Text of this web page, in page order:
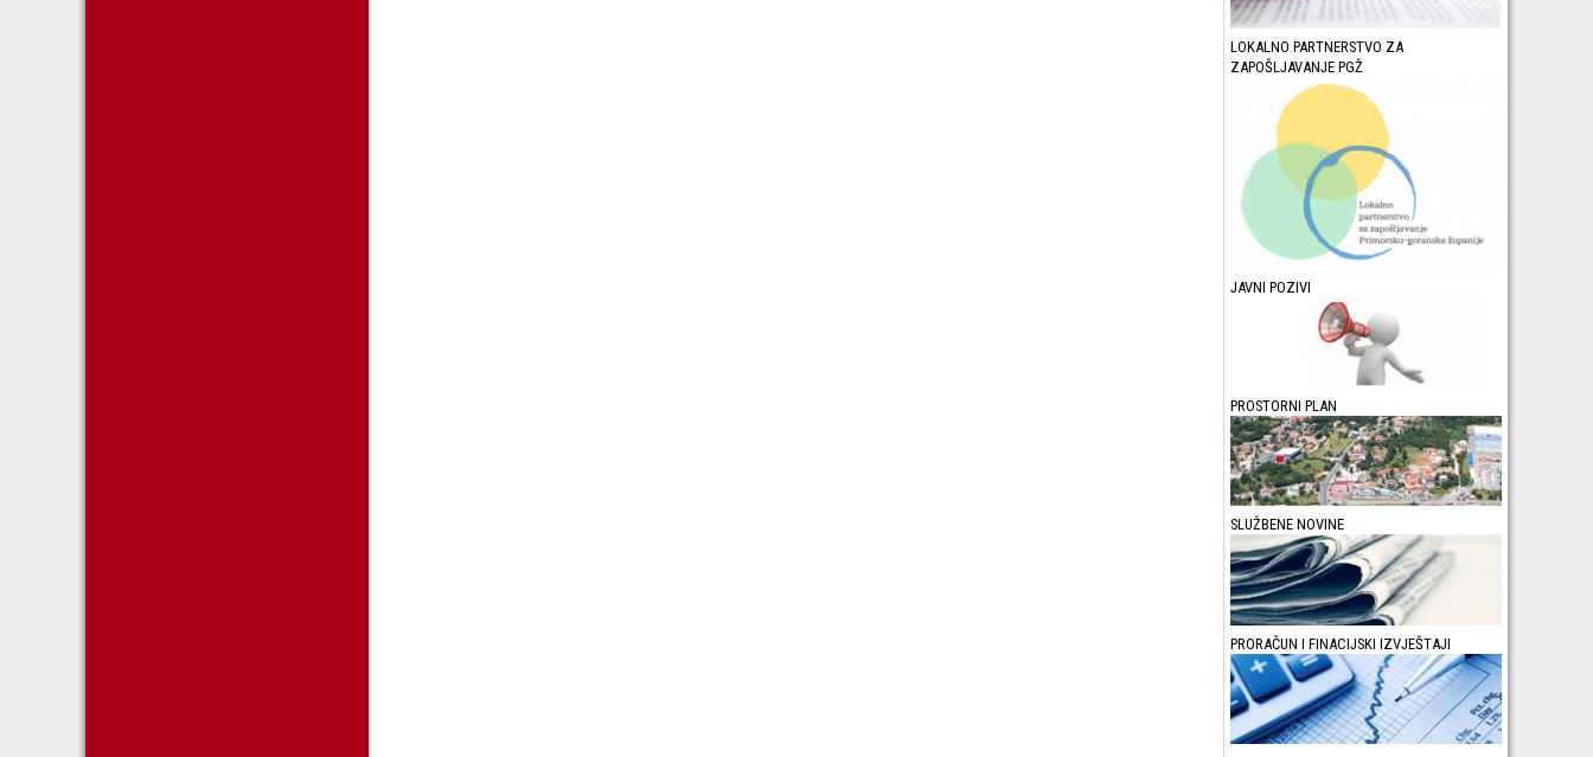
LOKALNO PARTNERSTVO ZA
ZAPOŠLJAVANJE PGŽ
JAVNI POZIVI
PROSTORNI PLAN
SLUŽBENE NOVINE
PRORAČUN I FINACIJSKI IZVJEŠTAJI